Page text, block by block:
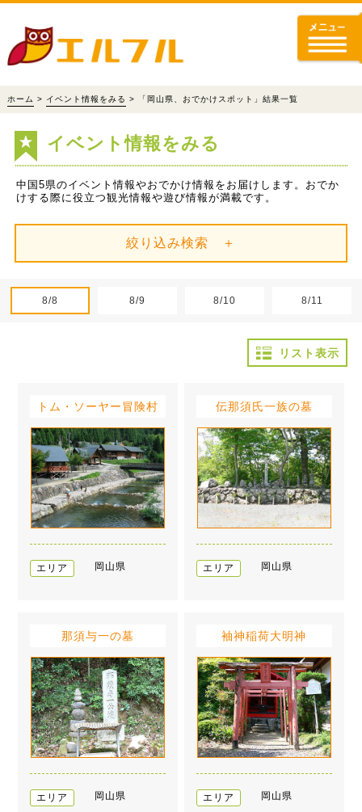
ホーム > イベント情報をみる > 「岡山県、おでかけスポット」結果一覧
イベント情報をみる
中国5県のイベント情報やおでかけ情報をお届けします。おでか
けする際に役立つ観光情報や遊び情報が満載です。
絞り込み検索 ＋
8/8 8/9 8/10 8/11
リスト表示
トム・ソーヤー冒険村
エリア 岡山県
伝那須氏一族の墓
エリア 岡山県
那須与一の墓
エリア 岡山県
袖神稲荷大明神
エリア 岡山県